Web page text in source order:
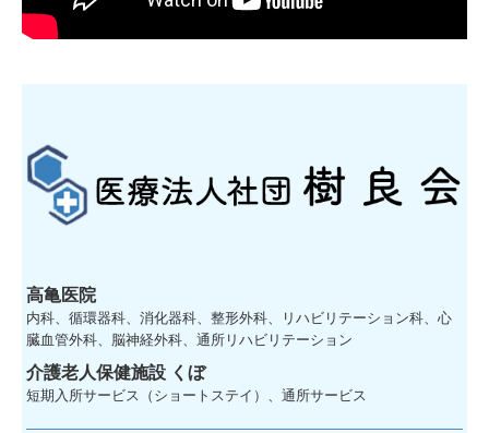
高亀医院
内科、循環器科、消化器科、整形外科、リハビリテーション科、心
臓血管外科、脳神経外科、通所リハビリテーション
介護老人保健施設 くぼ
短期入所サービス（ショートステイ）、通所サービス